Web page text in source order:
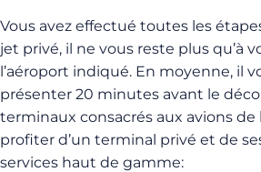
Vous avez effectué toutes les
jet privé, il ne vous reste plus qu’à
l’aéroport indiqué. En moyenne, il
présenter 20 minutes avant le
terminaux consacrés aux avions de
profiter d’un terminal privé et de
services haut de gamme: